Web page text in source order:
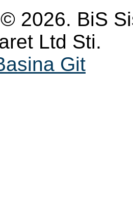
2026. BiS
Ltd Sti.
Git